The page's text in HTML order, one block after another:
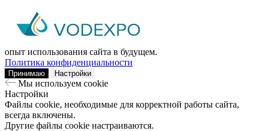
Мы используем сookie
Заходя на наш сайт, вы помогаете нам сделать его лучше: мы
анализируем информацию о вашем визите с помощью
опыт использования сайта в будущем.
Политика конфиденциальности
Принимаю Настройки
Мы используем сookie
Настройки
Файлы cookie, необходимые для корректной работы сайта,
всегда включены.
Другие файлы cookie настраиваются.